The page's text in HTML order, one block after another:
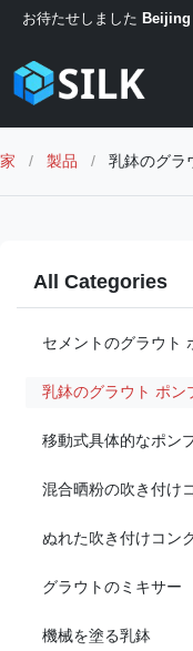
お待たせしました
家 / 製品 / 乳鉢のグラ
All Categories
セメントのグラウト
乳鉢のグラウト ポン
移動式具体的なポン
グラウトのミキサー
機械を塗る乳鉢